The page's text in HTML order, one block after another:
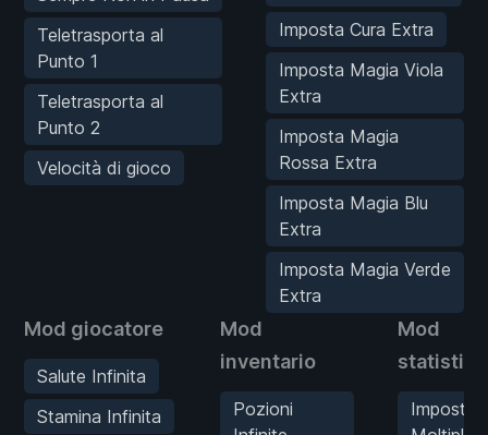
Teletrasporta al
Punto 1
Teletrasporta al
Punto 2
Velocità di gioco
Imposta Cura Extra
Imposta Magia Viola
Extra
Imposta Magia
Rossa Extra
Imposta Magia Blu
Extra
Imposta Magia Verde
Extra
Mod giocatore
Salute Infinita
Stamina Infinita
Mod
inventario
Pozioni
Mod
Imposta